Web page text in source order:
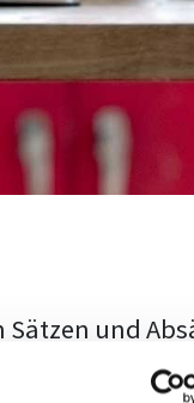
und